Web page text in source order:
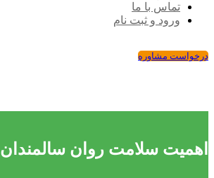
تماس با ما
ورود و ثبت نام
درخواست مشاوره
اهمیت سلامت روان سالمندان